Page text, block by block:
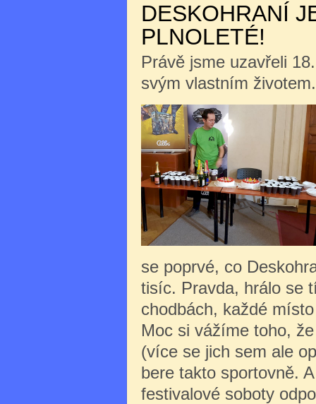
DESKOHRANÍ
PLNOLETÉ!
Právě jsme uzavřeli
svým vlastním životem.
se poprvé, co
tisíc. Pravda, hrálo se
chodbách, každé
Moc si vážíme toho,
(více se jich sem ale
bere takto sportovně.
festivalové soboty